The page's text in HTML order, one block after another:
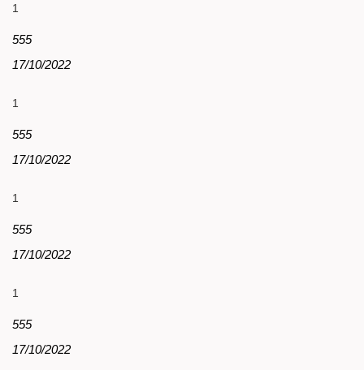
1
555
17/10/2022
1
555
17/10/2022
1
555
17/10/2022
1
555
17/10/2022